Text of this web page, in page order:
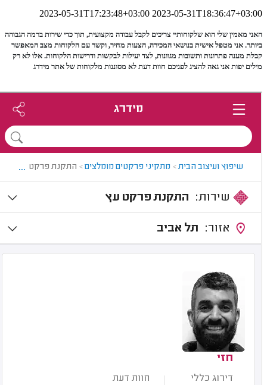
2023-05-31T17:23:48+03:00 2023-05-31T18:36:47+03:00
האני מאמין שלי הוא שלקוחותיי צריכים לקבל עבודה מקצועית, תוך כדי שירות ברמה הגבוהה
ביותר. אני מטפל אישית בנושאי המכירה, הצעות מחיר, וקשר עם הלקוחות מצב המאפשר
קבלת מענה פתרונות ותשובות מגוונות, לצד יעילות לבקשות ודרישות הלקוחות. אלו לא רק
מילים יפות אני גאה להציג לפניכם חוות דעת לא מסוננות מלקוחות של אתר מידרג